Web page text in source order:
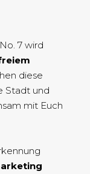
7wird
diese
Stadt und
mit Euch